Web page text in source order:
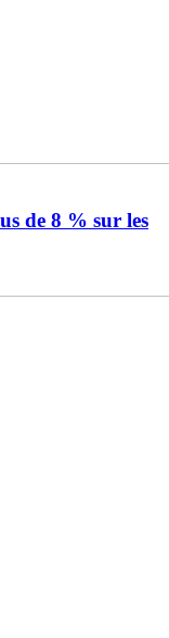
de 8 % sur les